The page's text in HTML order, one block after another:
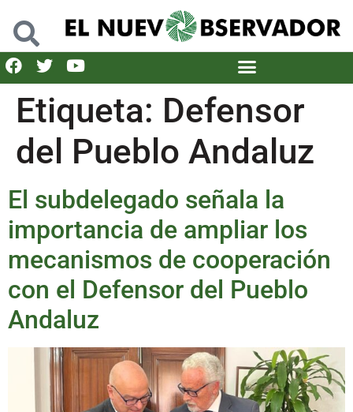
Etiqueta: Defensor
del Pueblo Andaluz
El subdelegado señala la
importancia de ampliar los
mecanismos de cooperación
con el Defensor del Pueblo
Andaluz